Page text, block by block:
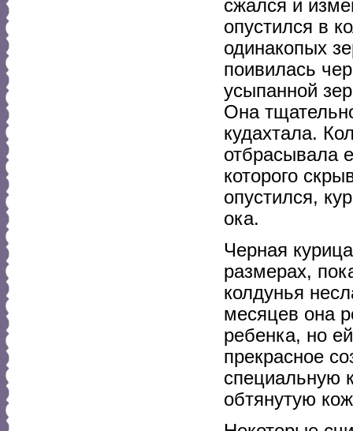
сжался и
опустился в
одинакопых
поивилась
усыпанной
Она
кудахтала.
отбрасывала
которого
опустился,
ока.
Черная
размерах,
колдунья
месяцев она
ребенка, но
прекрасное
специальную
обтянутую